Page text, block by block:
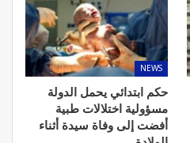
NEWS
حكم ابتدائي يحمل الدولة
مسؤولية اختلالات طبية
أفضت إلى وفاة سيدة أثناء